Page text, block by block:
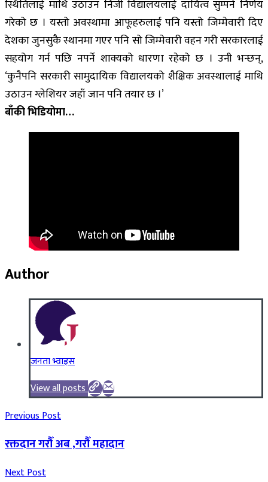
स्थितिलाई माथि उठाउन निजी विद्यालयलाई दायित्व सुम्पने निर्णय
गरेको छ । यस्तो अवस्थामा आफूहरुलाई पनि यस्तो जिम्मेवारी दिए
देशका जुनसुकै स्थानमा गएर पनि सो जिम्मेवारी वहन गरी सरकारलाई
सहयोग गर्न पछि नपर्ने शाक्यको धारणा रहेको छ । उनी भन्छन्,
‘कुनैपनि सरकारी सामुदायिक विद्यालयको शैक्षिक अवस्थालाई माथि
उठाउन ग्लेशियर जहाँ जान पनि तयार छ ।’
बाँकी भिडियोमा…
Author
जनता भ्वाइस
View all posts
Previous Post
रक्तदान गरौँ अब ,गरौँ महादान
Next Post